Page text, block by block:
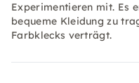
Experimentieren mit. Es
bequeme Kleidung zu
Farbklecks verträgt.